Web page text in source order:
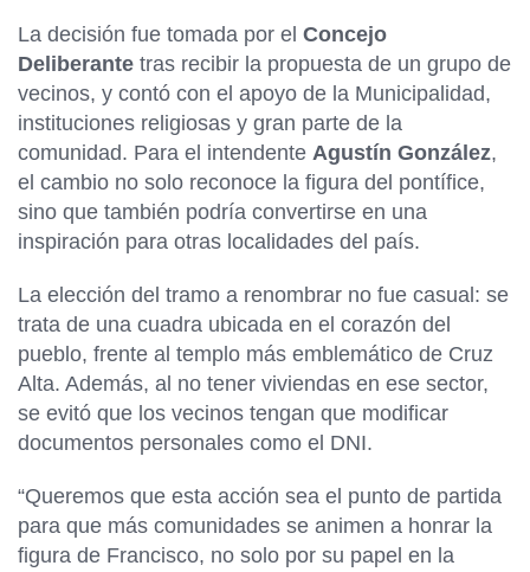
La decisión fue tomada por el Concejo
Deliberante tras recibir la propuesta de un grupo de
vecinos, y contó con el apoyo de la Municipalidad,
instituciones religiosas y gran parte de la
comunidad. Para el intendente Agustín González,
el cambio no solo reconoce la figura del pontífice,
sino que también podría convertirse en una
inspiración para otras localidades del país.
La elección del tramo a renombrar no fue casual: se
trata de una cuadra ubicada en el corazón del
pueblo, frente al templo más emblemático de Cruz
Alta. Además, al no tener viviendas en ese sector,
se evitó que los vecinos tengan que modificar
documentos personales como el DNI.
“Queremos que esta acción sea el punto de partida
para que más comunidades se animen a honrar la
figura de Francisco, no solo por su papel en la